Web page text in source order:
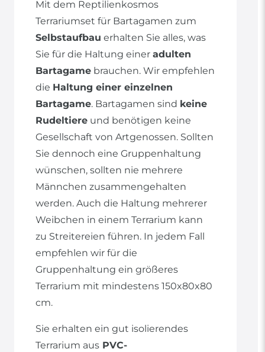
Mit dem Reptilienkosmos
Terrariumset für Bartagamen zum
Selbstaufbau erhalten Sie alles, was
Sie für die Haltung einer adulten
Bartagame brauchen. Wir empfehlen
die Haltung einer einzelnen
Bartagame. Bartagamen sind keine
Rudeltiere und benötigen keine
Gesellschaft von Artgenossen. Sollten
Sie dennoch eine Gruppenhaltung
wünschen, sollten nie mehrere
Männchen zusammengehalten
werden. Auch die Haltung mehrerer
Weibchen in einem Terrarium kann
zu Streitereien führen. In jedem Fall
empfehlen wir für die
Gruppenhaltung ein größeres
Terrarium mit mindestens 150x80x80
cm.
Sie erhalten ein gut isolierendes
Terrarium aus PVC-